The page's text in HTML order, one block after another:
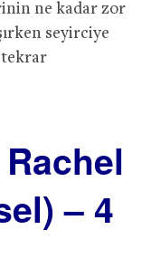
ne kadar zor
seyirciye
tekrar
– 4